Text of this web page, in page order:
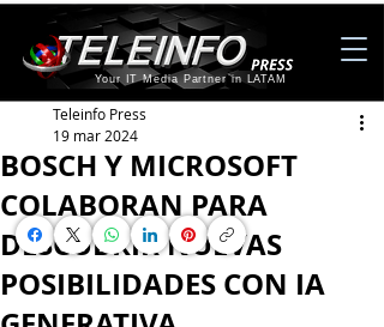
Your IT Media Partner in LATAM
BOSCH Y MICROSOFT
COLABORAN PARA
DESCUBRIR NUEVAS
POSIBILIDADES CON IA
Teleinfo Press
19 mar 2024